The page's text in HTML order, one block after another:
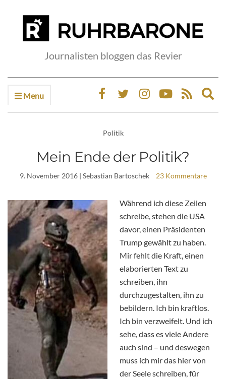
Journalisten bloggen das Revier
Menu
Politik
Mein Ende der Politik?
9. November 2016| Sebastian Bartoschek 23 Kommentare
Während ich diese Zeilen
schreibe, stehen die USA
davor, einen Präsidenten
Trump gewählt zu haben.
Mir fehlt die Kraft, einen
elaborierten Text zu
schreiben, ihn
durchzugestalten, ihn zu
bebildern. Ich bin kraftlos.
Ich bin verzweifelt. Und ich
sehe, dass es viele Andere
auch sind – und deswegen
muss ich mir das hier von
der Seele schreiben, für